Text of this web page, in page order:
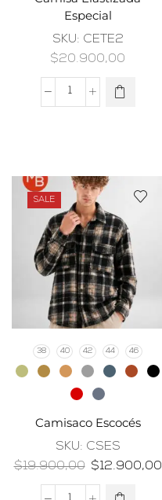
Especial
SKU: CETE2
$20.900,00
SALE
38 40 42 44 46
Camisaco Escocés
SKU: CSES
$19.900,00 $12.900,00